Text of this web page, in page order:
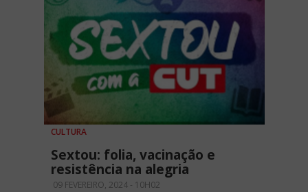
CULTURA
Sextou: folia, vacinação e
resistência na alegria
09 FEVEREIRO, 2024 - 10H02